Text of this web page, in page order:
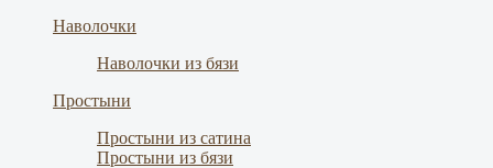
Наволочки
Наволочки из бязи
Простыни
Простыни из сатина
Простыни из бязи